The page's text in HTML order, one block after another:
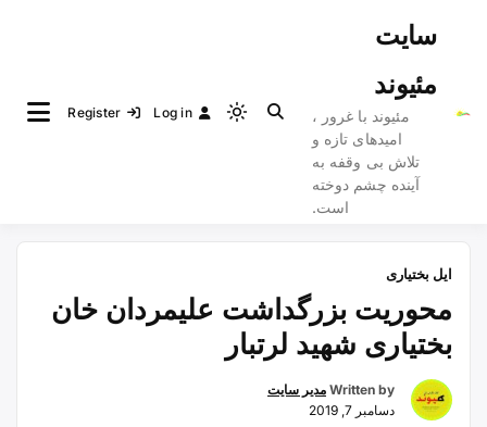
سایت
مئیوند
مئیوند با غرور ،
امیدهای تازه و
تلاش بی وقفه به
آینده چشم دوخته
است.
Light
Log in
Register
ایل بختیاری
محوریت بزرگداشت علیمردان خان
بختیاری شهید لرتبار
Written by مدیر سایت
دسامبر 7, 2019